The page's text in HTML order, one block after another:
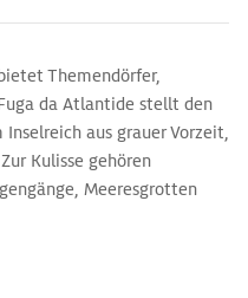
Themendörfer,
da Atlantide stellt den
aus grauer Vorzeit,
Kulisse gehören
Meeresgrotten